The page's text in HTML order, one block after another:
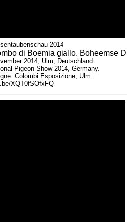
2014
di Boemia giallo, Boheemse
2014, Ulm, Deutschland.
Pigeon Show 2014, Germany.
Colombi Esposizione, Ulm.
XQT0fSOfxFQ